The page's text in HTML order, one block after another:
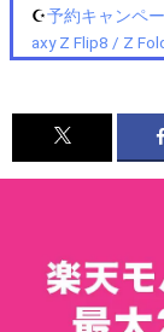
☪️予約キャンペ
axy Z Flip8 / Z